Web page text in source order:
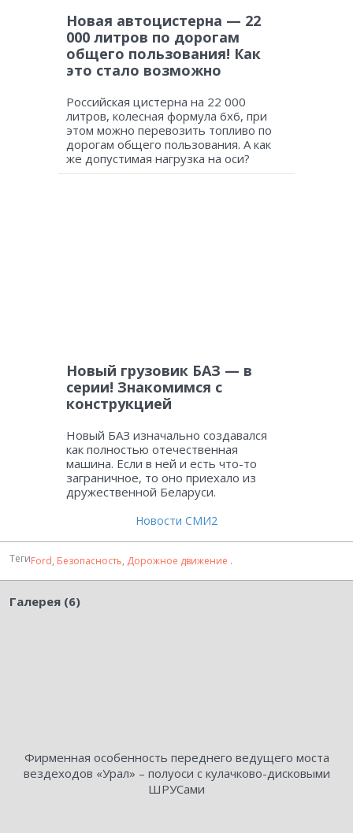
Новая автоцистерна — 22
000 литров по дорогам
общего пользования! Как
это стало возможно
Российская цистерна на 22 000
литров, колесная формула 6х6, при
этом можно перевозить топливо по
дорогам общего пользования. А как
же допустимая нагрузка на оси?
Новый грузовик БАЗ — в
серии! Знакомимся с
конструкцией
Новый БАЗ изначально создавался
как полностью отечественная
машина. Если в ней и есть что-то
заграничное, то оно приехало из
дружественной Беларуси.
Новости СМИ2
ТегиFord, Безопасность, Дорожное движение .
Галерея (6)
Фирменная особенность переднего ведущего моста
вездеходов «Урал» – ​полуоси с кулачково-дисковыми
ШРУСами